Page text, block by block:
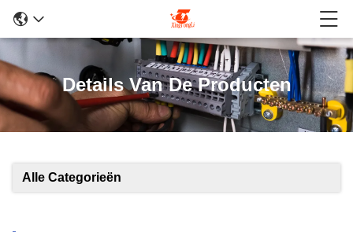
Details Van De Producten
Alle Categorieën